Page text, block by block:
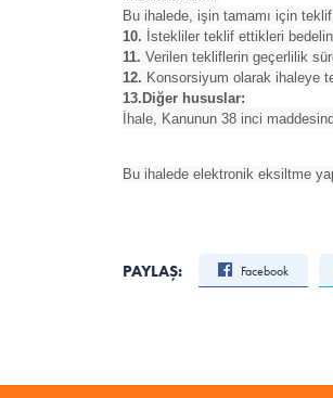
Bu ihalede, işin tamamı için
10. İstekliler teklif ettikleri
11. Verilen tekliflerin geçerlilik
12. Konsorsiyum olarak ihaleye
13.Diğer hususlar:
İhale, Kanunun 38 inci
Bu ihalede elektronik eksiltme
PAYLAŞ: Facebook